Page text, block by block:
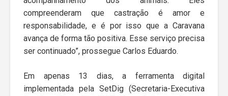
compreenderam que castração é amor e
responsabilidade, e é por isso que a Caravana
avança de forma tão positiva. Esse serviço precisa
ser continuado”, prossegue Carlos Eduardo.
Em apenas 13 dias, a ferramenta digital
implementada pela SetDig (Secretaria-Executiva